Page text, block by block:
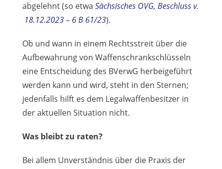
abgelehnt (so etwa Sächsisches OVG, Beschluss v.
18.12.2023 – 6 B 61/23).
Ob und wann in einem Rechtsstreit über die
Aufbewahrung von Waffenschrankschlüsseln
eine Entscheidung des BVerwG herbeigeführt
werden kann und wird, steht in den Sternen;
jedenfalls hilft es dem Legalwaffenbesitzer in
der aktuellen Situation nicht.
Was bleibt zu raten?
Bei allem Unverständnis über die Praxis der